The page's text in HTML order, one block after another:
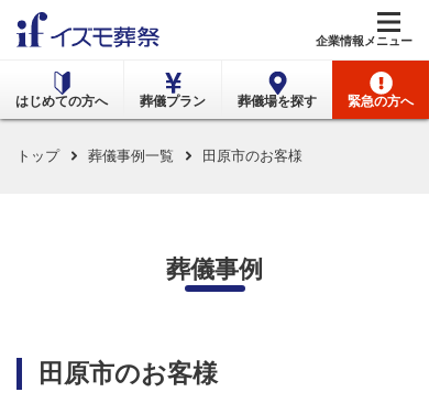
企業情報 メニュー
はじめての方へ 葬儀プラン 葬儀場を探す 緊急の方へ
トップ 葬儀事例一覧 田原市のお客様
葬儀事例
田原市のお客様